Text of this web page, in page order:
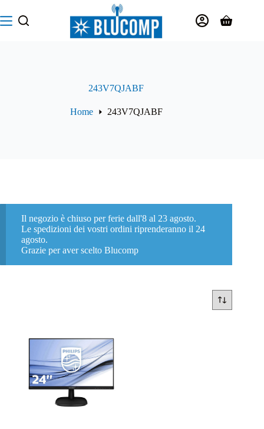
al
contenuto
Carrello
243V7QJABF
Home 243V7QJABF
Il negozio è chiuso per ferie dall'8 al 23 agosto.
Le spedizioni dei vostri ordini riprenderanno il 24
agosto.
Grazie per aver scelto Blucomp